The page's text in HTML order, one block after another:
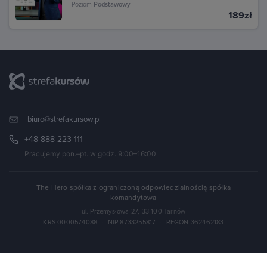
Poziom Podstawowy
189zł
biuro@strefakursow.pl
+48 888 223 111
Pracujemy pon.–pt. w godz. 9:00–16:00
The Hero spółka z ograniczoną odpowiedzialnością spółka
komandytowa
ul. Przemysłowa 27, 33-100 Tarnów
KRS 0000574088
NIP 8733255817 REGON 362462183